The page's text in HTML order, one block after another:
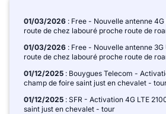
01/03/2026 : Free - Nouvelle antenne
route de chez labouré proche route de
01/03/2026 : Free - Nouvelle antenne
route de chez labouré proche route de
01/12/2025 : Bouygues Telecom -
champ de foire saint just en chevalet -
01/12/2025 : SFR - Activation 4G LTE
saint just en chevalet - tour